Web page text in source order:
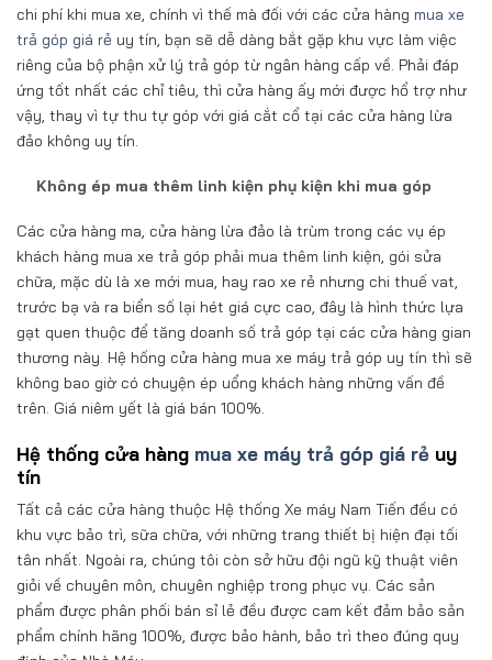
chi phí khi mua xe, chính vì thế mà đối với các cửa hàng mua xe
trả góp giá rẻ uy tín, bạn sẽ dễ dàng bắt gặp khu vực làm việc
riêng của bộ phận xử lý trả góp từ ngân hàng cấp về. Phải đáp
ứng tốt nhất các chỉ tiêu, thì cửa hàng ấy mới được hổ trợ như
vậy, thay vì tự thu tự góp với giá cắt cổ tại các cửa hàng lừa
đảo không uy tín.
Không ép mua thêm linh kiện phụ kiện khi mua góp
Các cửa hàng ma, cửa hàng lừa đảo là trùm trong các vụ ép
khách hàng mua xe trả góp phải mua thêm linh kiện, gói sửa
chữa, mặc dù là xe mới mua, hay rao xe rẻ nhưng chi thuế vat,
trước bạ và ra biển số lại hét giá cực cao, đây là hình thức lựa
gạt quen thuộc để tăng doanh số trả góp tại các cửa hàng gian
thương này. Hệ hống cửa hàng mua xe máy trả góp uy tín thì sẽ
không bao giờ có chuyện ép uổng khách hàng những vấn đề
trên. Giá niêm yết là giá bán 100%.
Hệ thống cửa hàng mua xe máy trả góp giá rẻ uy
tín
Tất cả các cửa hàng thuộc Hệ thống Xe máy Nam Tiến đều có
khu vực bảo trì, sữa chữa, với những trang thiết bị hiện đại tối
tân nhất. Ngoài ra, chúng tôi còn sở hữu đội ngũ kỹ thuật viên
giỏi về chuyên môn, chuyên nghiệp trong phục vụ. Các sản
phẩm được phân phối bán sỉ lẻ đều được cam kết đảm bảo sản
phẩm chính hãng 100%, được bảo hành, bảo trì theo đúng quy